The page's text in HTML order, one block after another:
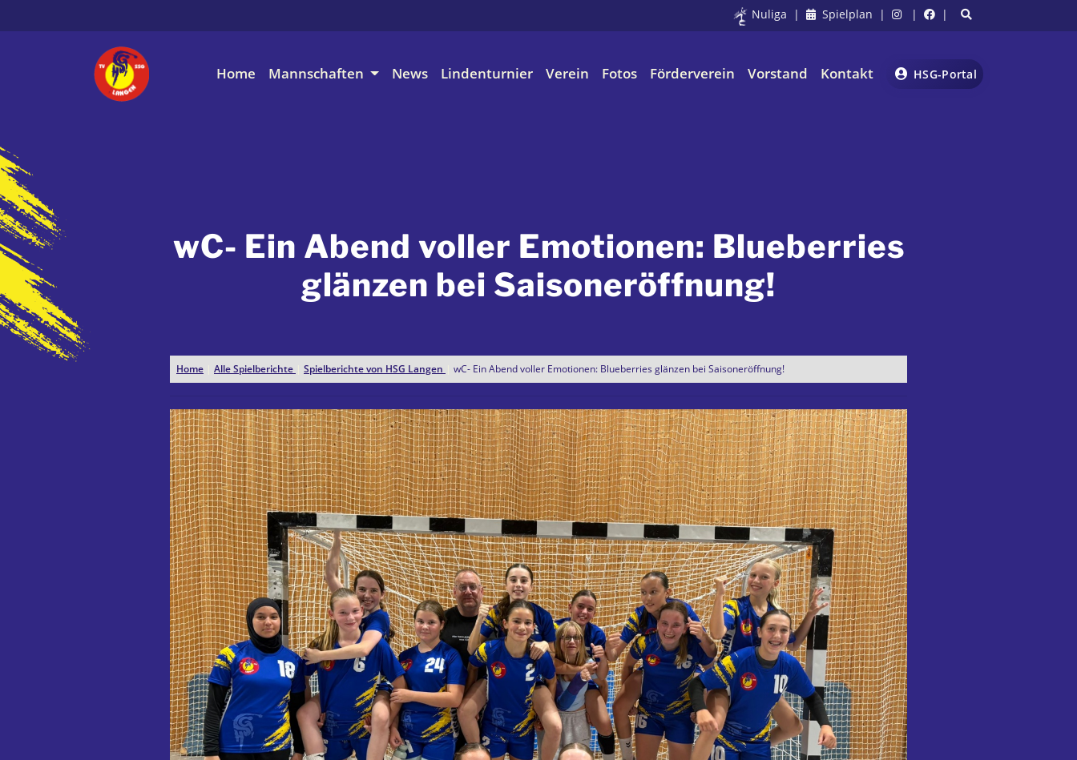
Nuliga | Spielplan | | |
Home Mannschaften News Lindenturnier Verein Fotos Förderverein Vorstand Kontakt HSG-Portal
wC- Ein Abend voller Emotionen: Blueberries
glänzen bei Saisoneröffnung!
Home Alle Spielberichte Spielberichte von HSG Langen wC- Ein Abend voller Emotionen: Blueberries glänzen bei Saisoneröffnung!